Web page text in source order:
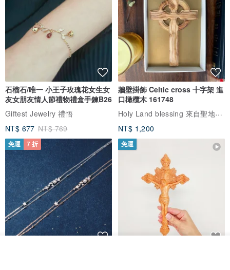
石榴石/唯一 小王子玫瑰花女生女
友女朋友情人節禮物禮盒手鍊B26
Giftest Jewelry 禮悟
NT$ 677 NT$ 769
牆壁掛飾 Celtic cross 十字架 進
口橄欖木 161748
Holy Land blessing 來自聖地的祝福
NT$ 1,200
免運 7 折 免運